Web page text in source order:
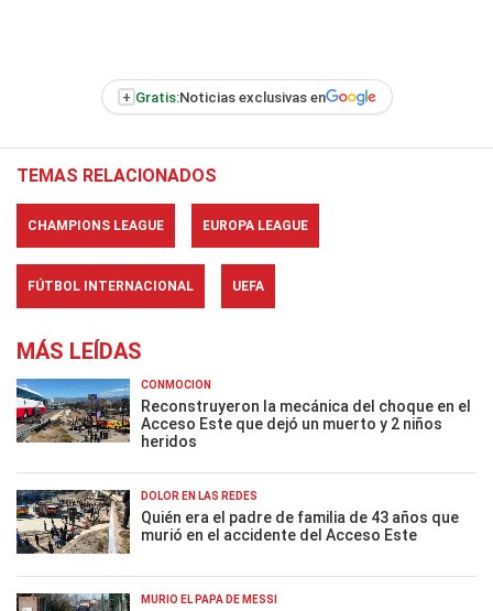
+ Gratis:Noticias exclusivas en
TEMAS RELACIONADOS
CHAMPIONS LEAGUE EUROPA LEAGUE
FÚTBOL INTERNACIONAL UEFA
MÁS LEÍDAS
CONMOCIÓN
Reconstruyeron la mecánica del choque en el
Acceso Este que dejó un muerto y 2 niños
heridos
DOLOR EN LAS REDES
Quién era el padre de familia de 43 años que
murió en el accidente del Acceso Este
MURIÓ EL PAPÁ DE MESSI